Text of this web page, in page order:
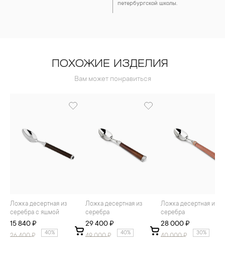
петербургской школы.
ПОХОЖИЕ ИЗДЕЛИЯ
Вам может понравиться
Ложка десертная из
серебра с яшмой
15 840 ₽
26 400₽ 40%
Ложка десертная из
серебра
29 400 ₽
49 000₽ 40%
Ложка десертная из
серебра
28 000 ₽
40 000₽ 30%